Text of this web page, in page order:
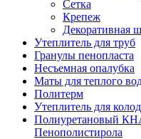
Сетка
Крепеж
Декоративная
Утеплитель для труб
Гранулы пенопласта
Несъемная опалубка
Маты для теплого
Политерм
Утеплитель для
Полиуретановый
Пенополистирола